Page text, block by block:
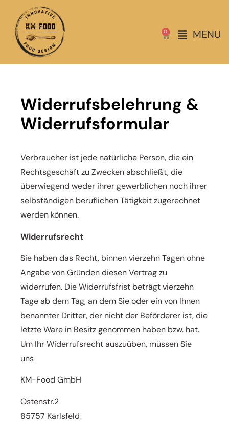
0 MENU
Widerrufsbelehrung &
Widerrufsformular
Verbraucher ist jede natürliche Person, die ein
Rechtsgeschäft zu Zwecken abschließt, die
überwiegend weder ihrer gewerblichen noch ihrer
selbständigen beruflichen Tätigkeit zugerechnet
werden können.
Widerrufsrecht
Sie haben das Recht, binnen vierzehn Tagen ohne
Angabe von Gründen diesen Vertrag zu
widerrufen. Die Widerrufsfrist beträgt vierzehn
Tage ab dem Tag, an dem Sie oder ein von Ihnen
benannter Dritter, der nichtder Beförderer ist, die
letzte Ware in Besitz genommen haben bzw. hat.
Um Ihr Widerrufsrecht auszuüben, müssen Sie
uns
KM-Food GmbH
Ostenstr.2
85757 Karlsfeld